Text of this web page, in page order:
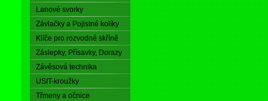
Lanové svorky
Závlačky a Pojistné kolíky
Klíče pro rozvodné skříně
Záslepky, Přísavky, Dorazy
Závěsová technika
USIT-kroužky
Třmeny a očnice